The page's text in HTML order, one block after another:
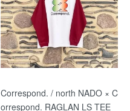
Correspond. / north NADO × C
orrespond. RAGLAN LS TEE